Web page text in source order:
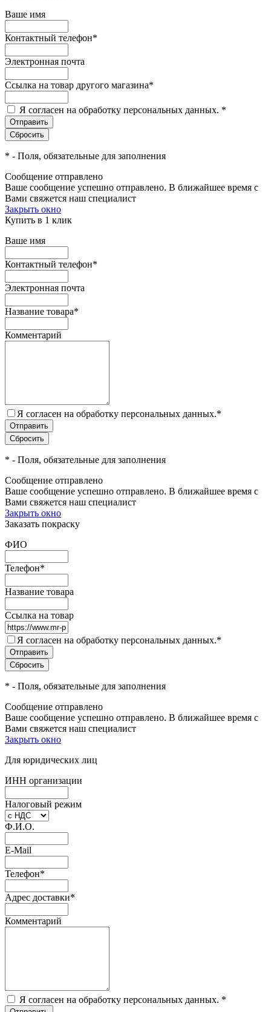
Ваше имя
Контактный телефон*
Электронная почта
Ссылка на товар другого магазина*
Я согласен на обработку персональных данных. *
* - Поля, обязательные для заполнения
Сообщение отправлено
Ваше сообщение успешно отправлено. В ближайшее время с
Вами свяжется наш специалист
Закрыть окно
Купить в 1 клик
Ваше имя
Контактный телефон*
Электронная почта
Название товара*
Комментарий
Я согласен на обработку персональных данных.*
* - Поля, обязательные для заполнения
Сообщение отправлено
Ваше сообщение успешно отправлено. В ближайшее время с
Вами свяжется наш специалист
Закрыть окно
Заказать покраску
ФИО
Телефон*
Название товара
Ссылка на товар
Я согласен на обработку персональных данных.*
* - Поля, обязательные для заполнения
Сообщение отправлено
Ваше сообщение успешно отправлено. В ближайшее время с
Вами свяжется наш специалист
Закрыть окно
Для юридических лиц
ИНН организации
Налоговый режим
Ф.И.О.
E-Mail
Телефон*
Адрес доставки*
Комментарий
Я согласен на обработку персональных данных. *